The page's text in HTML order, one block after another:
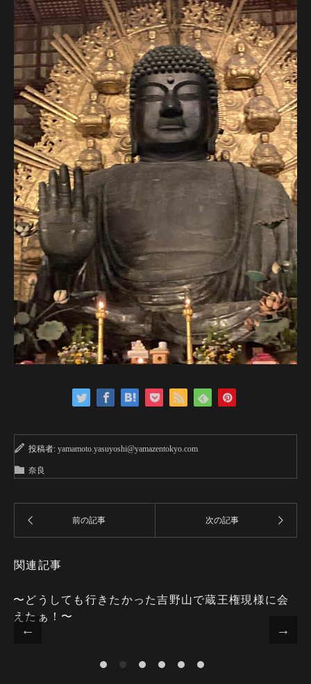
投稿者: yamamoto.yasuyoshi@yamazentokyo.com
奈良
関連記事
〜どうしても行きたかった吉野山で蔵王権現様に会
えたぁ！〜